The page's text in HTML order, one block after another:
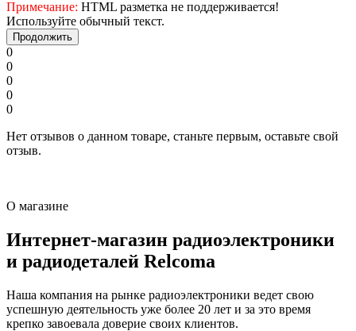
Примечание: HTML разметка не поддерживается!
Используйте обычный текст.
Продолжить
0
0
0
0
0
Нет отзывов о данном товаре, станьте первым, оставьте свой
отзыв.
О магазине
Интернет-магазин радиоэлектроники
и радиодеталей Relcoma
Наша компания на рынке радиоэлектроники ведет свою
успешную деятельность уже более 20 лет и за это время
крепко завоевала доверие своих клиентов.